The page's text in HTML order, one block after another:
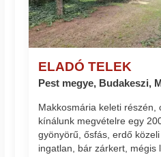
ELADÓ TELEK
Pest megye, Budakeszi,
Makkosmária keleti részén,
kínálunk megvételre egy
gyönyörű, ősfás, erdő
ingatlan, bár zárkert, mégis